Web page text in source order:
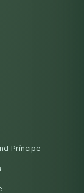
Príncipe